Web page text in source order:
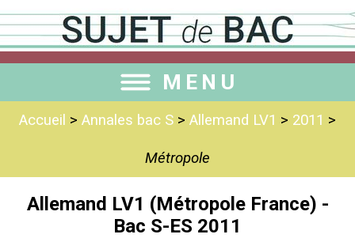
MENU
Accueil > Annales bac S > Allemand LV1 > 2011 >
Métropole
Allemand LV1 (Métropole France) -
Bac S-ES 2011